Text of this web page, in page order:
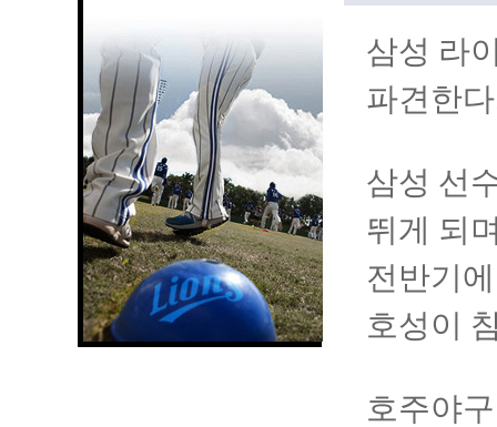
삼성 라
파견한
삼성 선
뛰게 되
전반기
호성이
호주야